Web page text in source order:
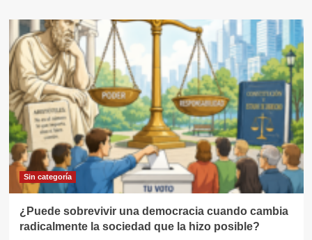
Sin categoría
¿Puede sobrevivir una democracia cuando cambia
radicalmente la sociedad que la hizo posible?